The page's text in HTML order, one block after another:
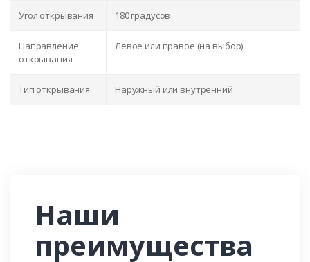
Угол открывания 180 градусов
Направление
открывания
Левое или правое (на выбор)
Тип открывания Наружный или внутренний
Наши
преимущества